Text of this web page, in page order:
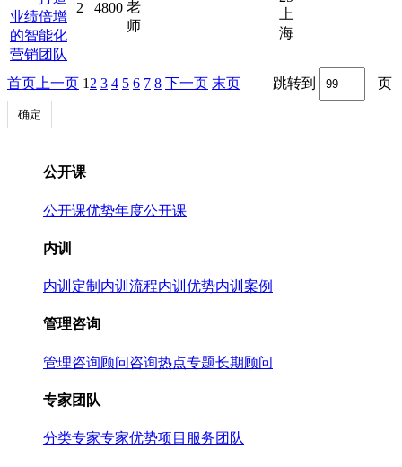
业绩倍增
的智能化
营销团队
2 4800 老
师
上
海
首页 上一页 1 2 3 4 5 6 7 8 下一页 末页 跳转到 页
确定
公开课
公开课优势年度公开课
内训
内训定制 内训流程内训优势内训案例
管理咨询
管理咨询顾问咨询热点专题长期顾问
专家团队
分类专家专家优势项目服务团队